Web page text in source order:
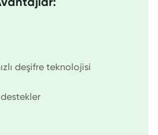
deşifre teknolojisi